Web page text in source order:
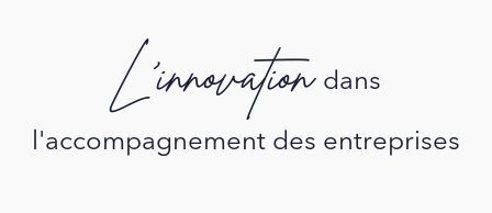
L'innovation dans
l'accompagnement des entreprises